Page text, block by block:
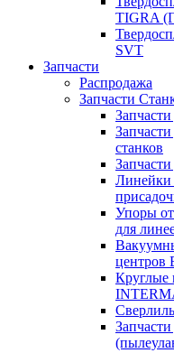
TIGRA
SVT
Запчасти
Распродажа
Запчасти
станков
Линейки
Упоры
для
центров
Круглые